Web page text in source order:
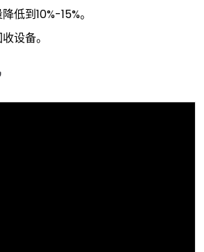
低到10%-15%。
设备。